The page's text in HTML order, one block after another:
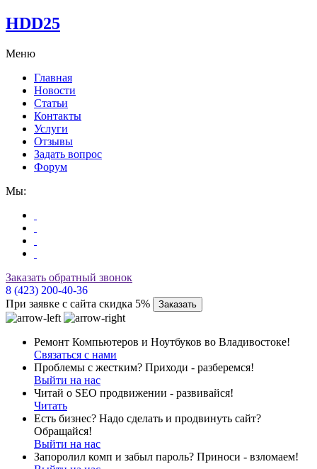
HDD25
Меню
Главная
Новости
Статьи
Контакты
Услуги
Отзывы
Задать вопрос
Форум
Мы:
Заказать обратный звонок
8 (423) 200-40-36
При заявке с сайта скидка 5%
Заказать
Ремонт Компьютеров и Ноутбуков во Владивостоке!
Связаться с нами
Проблемы с жестким? Приходи - разберемся!
Выйти на нас
Читай о SEO продвижении - развивайся!
Читать
Есть бизнес? Надо сделать и продвинуть сайт?
Обращайся!
Выйти на нас
Запоролил комп и забыл пароль? Приноси - взломаем!